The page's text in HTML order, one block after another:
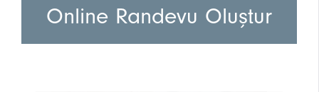
Online Randevu Oluştur